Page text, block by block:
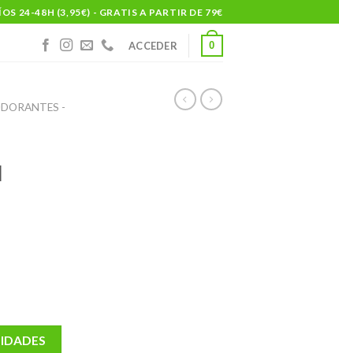
24-48H (3,95€) - GRATIS A PARTIR DE 79€
ACCEDER 0
-